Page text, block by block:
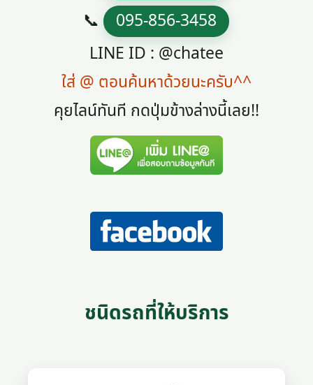
📞 095-856-3458
LINE ID : @chatee
ใส่ @ ตอนค้นหาด้วยนะครับ^^
คุยไลน์ทันที กดปุ่มข้างล่างนี้เลย!!
ชนิดรถที่ให้บริการ